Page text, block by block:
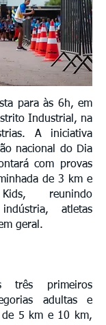
para às 6h, em
Industrial, na
A iniciativa
nacional do Dia
com provas
de 3 km e
reunindo
atletas
geral.
três primeiros
adultas e
de 5 km e 10 km,